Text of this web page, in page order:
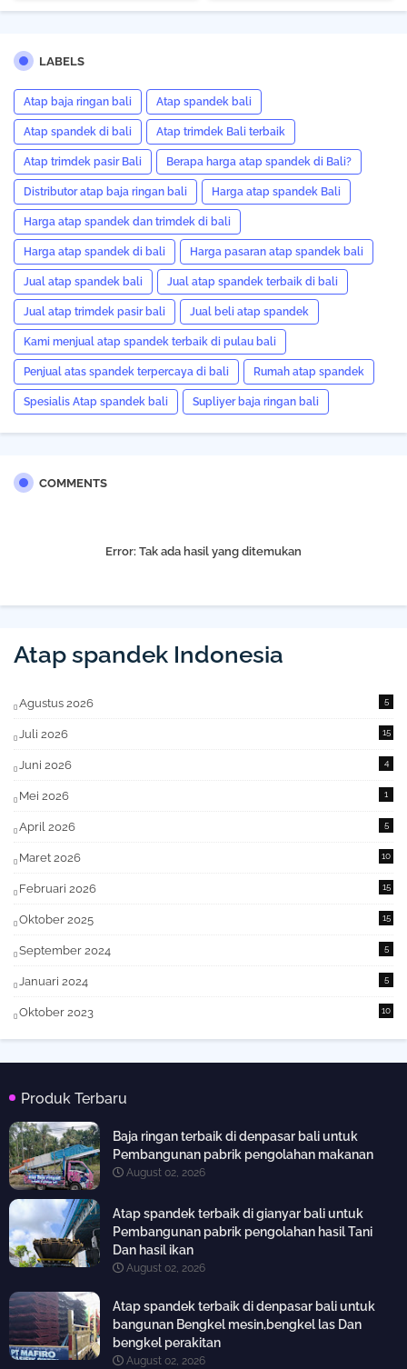
LABELS
Atap baja ringan bali Atap spandek bali
Atap spandek di bali Atap trimdek Bali terbaik
Atap trimdek pasir Bali Berapa harga atap spandek di Bali?
Distributor atap baja ringan bali Harga atap spandek Bali
Harga atap spandek dan trimdek di bali
Harga atap spandek di bali Harga pasaran atap spandek bali
Jual atap spandek bali Jual atap spandek terbaik di bali
Jual atap trimdek pasir bali Jual beli atap spandek
Kami menjual atap spandek terbaik di pulau bali
Penjual atas spandek terpercaya di bali Rumah atap spandek
Spesialis Atap spandek bali Supliyer baja ringan bali
COMMENTS
Error: Tak ada hasil yang ditemukan
Atap spandek Indonesia
Agustus 2026 5
Juli 2026 15
Juni 2026 4
Mei 2026 1
April 2026 5
Maret 2026 10
Februari 2026 15
Oktober 2025 15
September 2024 5
Januari 2024 5
Oktober 2023 10
Produk Terbaru
Baja ringan terbaik di denpasar bali untuk
Pembangunan pabrik pengolahan makanan
August 02, 2026
Atap spandek terbaik di gianyar bali untuk
Pembangunan pabrik pengolahan hasil Tani
Dan hasil ikan
August 02, 2026
Atap spandek terbaik di denpasar bali untuk
bangunan Bengkel mesin,bengkel las Dan
bengkel perakitan
August 02, 2026